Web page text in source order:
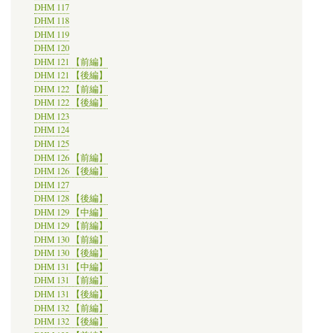
DHM 117
DHM 118
DHM 119
DHM 120
DHM 121 【前編】
DHM 121 【後編】
DHM 122 【前編】
DHM 122 【後編】
DHM 123
DHM 124
DHM 125
DHM 126 【前編】
DHM 126 【後編】
DHM 127
DHM 128 【後編】
DHM 129 【中編】
DHM 129 【前編】
DHM 130 【前編】
DHM 130 【後編】
DHM 131 【中編】
DHM 131 【前編】
DHM 131 【後編】
DHM 132 【前編】
DHM 132 【後編】